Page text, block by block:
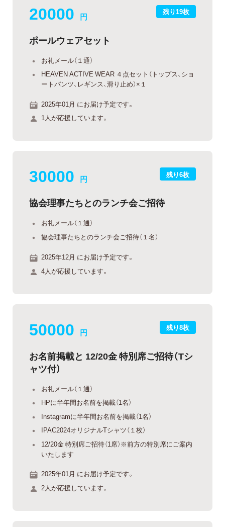
残り19枚
20000 円
ポールウェアセット
お礼メール（１通）
HEAVEN ACTIVE WEAR ４点セット（トップス、ショ
ートパンツ、レギンス、滑り止め）×１
2025年01月 にお届け予定です。
1人が応援しています。
残り6枚
30000 円
協会理事たちとのランチ会ご招待
お礼メール（１通）
協会理事たちとのランチ会ご招待（１名）
2025年12月 にお届け予定です。
4人が応援しています。
残り8枚
50000 円
お名前掲載と 12/20金 特別席ご招待（Tシ
ャツ付）
お礼メール（１通）
HPに半年間お名前を掲載（1名）
Instagramに半年間お名前を掲載（1名）
IPAC2024オリジナルTシャツ（１枚）
12/20金 特別席ご招待（1席）※前方の特別席にご案内
いたします
2025年01月 にお届け予定です。
2人が応援しています。